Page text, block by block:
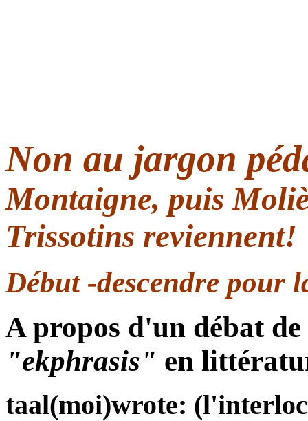
Non au jargon
Montaigne, puis
Trissotins reviennent!
Début -descendre pour
A propos d'un débat
"ekphrasis" en
taal(moi)wrote: